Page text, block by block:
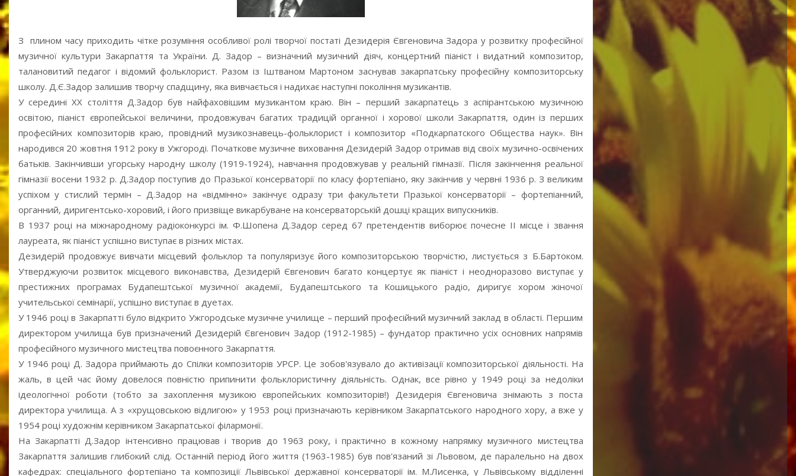
З плином часу приходить чітке розуміння особливої ролі творчої постаті Дезидерія Євгеновича Задора у розвитку професійної
музичної культури Закарпаття та України. Д. Задор – визначний музичний діяч, концертний піаніст і видатний композитор,
талановитий педагог і відомий фольклорист. Разом із Іштваном Мартоном заснував закарпатську професійну композиторську
школу. Д.Є.Задор залишив творчу спадщину, яка вивчається і надихає наступні покоління музикантів.
У середині ХХ століття Д.Задор був найфаховішим музикантом краю. Він – перший закарпатець з аспірантською музичною
освітою, піаніст європейської величини, продовжувач багатих традицій органної і хорової школи Закарпаття, один із перших
професійних композиторів краю, провідний музикознавець-фольклорист і композитор «Подкарпатского Общества наук». Він
народився 20 жовтня 1912 року в Ужгороді. Початкове музичне виховання Дезидерій Задор отримав від своїх музично-освічених
батьків. Закінчивши угорську народну школу (1919-1924), навчання продовжував у реальній гімназії. Після закінчення реальної
гімназії восени 1932 р. Д.Задор поступив до Празької консерваторії по класу фортепіано, яку закінчив у червні 1936 р. З великим
успіхом у стислий термін – Д.Задор на «відмінно» закінчує одразу три факультети Празької консерваторії – фортепіанний,
органний, диригентсько-хоровий, і його призвіще викарбуване на консерваторській дошці кращих випускників.
В 1937 році на міжнародному радіоконкурсі ім. Ф.Шопена Д.Задор серед 67 претендентів виборює почесне ІІ місце і звання
лауреата, як піаніст успішно виступає в різних містах.
Дезидерій продовжує вивчати місцевий фольклор та популяризує його композиторською творчістю, листується з Б.Бартоком.
Утверджуючи розвиток місцевого виконавства, Дезидерій Євгенович багато концертує як піаніст і неодноразово виступає у
престижних програмах Будапештської музичної академії, Будапештського та Кошицького радіо, диригує хором жіночої
учительської семінарії, успішно виступає в дуетах.
У 1946 році в Закарпатті було відкрито Ужгородське музичне училище – перший професійний музичний заклад в області. Першим
директором училища був призначений Дезидерій Євгенович Задор (1912-1985) – фундатор практично усіх основних напрямів
професійного музичного мистецтва повоєнного Закарпаття.
У 1946 році Д. Задора приймають до Спілки композиторів УРСР. Це зобов'язувало до активізації композиторської діяльності. На
жаль, в цей час йому довелося повністю припинити фольклористичну діяльність. Однак, все рівно у 1949 році за недоліки
ідеологічної роботи (тобто за захоплення музикою європейських композиторів!) Дезидерія Євгеновича знімають з поста
директора училища. А з «хрущовською відлигою» у 1953 році призначають керівником Закарпатського народного хору, а вже у
1954 році художнім керівником Закарпатської філармонії.
На Закарпатті Д.Задор інтенсивно працював і творив до 1963 року, і практично в кожному напрямку музичного мистецтва
Закарпаття залишив глибокий слід. Останній період його життя (1963-1985) був пов'язаний зі Львовом, де паралельно на двох
кафедрах: спеціального фортепіано та композиції Львівської державної консерваторії ім. М.Лисенка, у Львівському відділенні